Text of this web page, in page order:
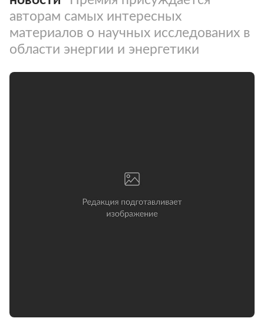
авторам самых интересных
материалов о научных исследованих в
области энергии и энергетики